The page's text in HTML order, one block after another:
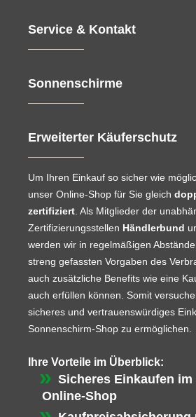
Service & Kontakt
Sonnenschirme
Erweiterter Käuferschutz
Um Ihren Einkauf so sicher wie
unser Online-Shop für Sie gleich
zertifiziert. Als Mitglieder der
Zertifizierungsstellen Händlerbund
werden wir in regelmäßigen
streng gefassten Vorgaben des
auch zusätzliche Benefits wie eine
auch erfüllen können. Somit
sicheres und vertrauenswürdiges
Sonnenschirm-Shop zu ermöglichen.
Ihre Vorteile im Überblick:
Sicheres Einkaufen
Online-Shop